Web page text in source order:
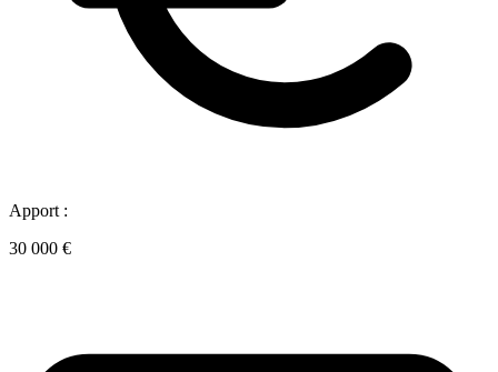
Apport :
30 000 €